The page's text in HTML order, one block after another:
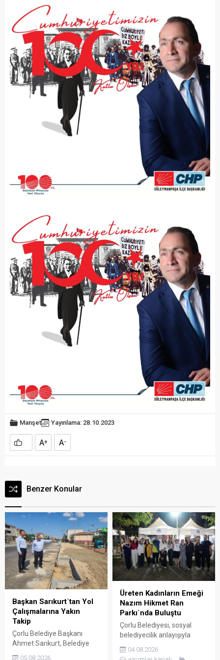
Manşet Yayınlama: 28.10.2023
A+ A-
Benzer Konular
Başkan Sarıkurt`tan Yol
Çalışmalarına Yakın
Takip
Çorlu Belediye Başkanı
Ahmet Sarıkurt, Belediye
05.08.2026
Üreten Kadınların Emeği
Nazım Hikmet Ran
Parkı`nda Buluştu
Çorlu Belediyesi, sosyal
belediyecilik anlayışıyla
sosyal hayattaki yerini
04.08.2026